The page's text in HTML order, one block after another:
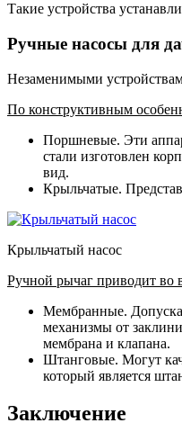
Такие устройства
Ручные насосы для
Незаменимыми
По конструктивным
Поршневые. Эти
стали изготовлен
вид.
Крыльчатые.
Крыльчатый насос
Ручной рычаг приводит во
Мембранные.
механизмы от
мембрана и клапана.
Штанговые. Могут
который является
Заключение